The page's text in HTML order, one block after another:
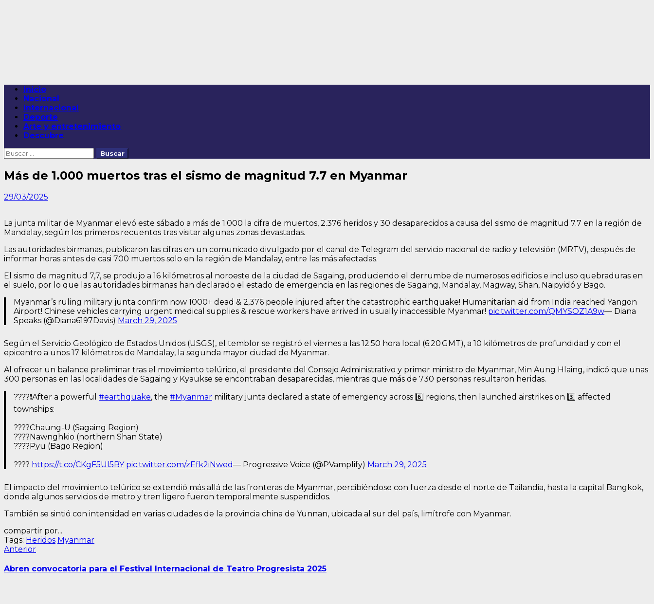
Menú
principal
Inicio
Nacional
Internacional
Deporte
Arte y entretenimiento
Descubre
Buscar:
Más de 1.000 muertos tras el sismo de magnitud 7.7 en Myanmar
29/03/2025
La junta militar de Myanmar elevó este sábado a más de 1.000 la cifra de muertos, 2.376 heridos y 30 desaparecidos a causa del sismo de magnitud 7.7 en la región de
Mandalay, según los primeros recuentos tras visitar algunas zonas devastadas.
Las autoridades birmanas, publicaron las cifras en un comunicado divulgado por el canal de Telegram del servicio nacional de radio y televisión (MRTV), después de
informar horas antes de casi 700 muertos solo en la región de Mandalay, entre las más afectadas.
El sismo de magnitud 7,7, se produjo a 16 kilómetros al noroeste de la ciudad de Sagaing, produciendo el derrumbe de numerosos edificios e incluso quebraduras en
el suelo, por lo que las autoridades birmanas han declarado el estado de emergencia en las regiones de Sagaing, Mandalay, Magway, Shan, Naipyidó y Bago.
Myanmar’s ruling military junta confirm now 1000+ dead & 2,376 people injured after the catastrophic earthquake! Humanitarian aid from India reached Yangon
Airport! Chinese vehicles carrying urgent medical supplies & rescue workers have arrived in usually inaccessible Myanmar! pic.twitter.com/QMYSOZ1A9w— Diana
Speaks (@Diana6197Davis) March 29, 2025
Según el Servicio Geológico de Estados Unidos (USGS), el temblor se registró el viernes a las 12:50 hora local (6:20 GMT), a 10 kilómetros de profundidad y con el
epicentro a unos 17 kilómetros de Mandalay, la segunda mayor ciudad de Myanmar.
Al ofrecer un balance preliminar tras el movimiento telúrico, el presidente del Consejo Administrativo y primer ministro de Myanmar, Min Aung Hlaing, indicó que unas
300 personas en las localidades de Sagaing y Kyaukse se encontraban desaparecidas, mientras que más de 730 personas resultaron heridas.
????❗After a powerful #earthquake, the #Myanmar military junta declared a state of emergency across 6️⃣ regions, then launched airstrikes on 3️⃣ affected
townships:
????Chaung-U (Sagaing Region)
????Nawnghkio (northern Shan State)
????Pyu (Bago Region)
???? https://t.co/CKgF5Ul5BY pic.twitter.com/zEfk2iNwed— Progressive Voice (@PVamplify) March 29, 2025
El impacto del movimiento telúrico se extendió más allá de las fronteras de Myanmar, percibiéndose con fuerza desde el norte de Tailandia, hasta la capital Bangkok,
donde algunos servicios de metro y tren ligero fueron temporalmente suspendidos.
También se sintió con intensidad en varias ciudades de la provincia china de Yunnan, ubicada al sur del país, limítrofe con Myanmar.
compartir por...
Tags: Heridos Myanmar
Navegación
de
AnteriorEntrada
Abren convocatoria para el Festival Internacional de Teatro Progresista 2025